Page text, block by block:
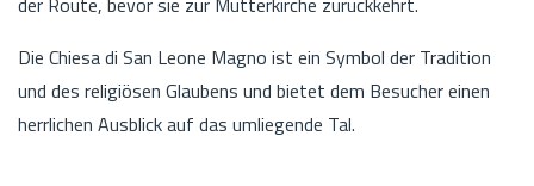
Die Chiesa di San Leone Magno ist ein Symbol der Tradition
und des religiösen Glaubens und bietet dem Besucher einen
herrlichen Ausblick auf das umliegende Tal.